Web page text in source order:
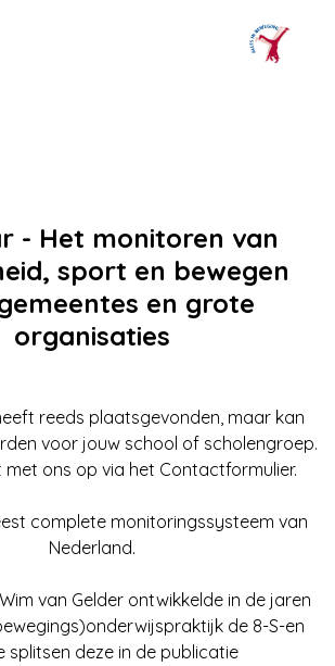
- Het monitoren van
sport en bewegen
en grote
organisaties
reeds plaatsgevonden, maar kan
voor jouw school of scholengroep.
ons op via het Contactformulier.
complete monitoringssysteem van
Nederland.
van Gelder ontwikkelde in de jaren
de 8-S-en
splitsen deze in de publicatie